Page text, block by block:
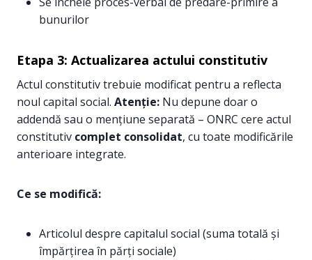
bunurilor
Etapa 3: Actualizarea actului constitutiv
Actul constitutiv trebuie modificat pentru a reflecta
noul capital social. Atenție: Nu depune doar o
addendă sau o mențiune separată – ONRC cere actul
constitutiv complet consolidat, cu toate modificările
anterioare integrate.
Ce se modifică:
Articolul despre capitalul social (suma totală și
împărțirea în părți sociale)